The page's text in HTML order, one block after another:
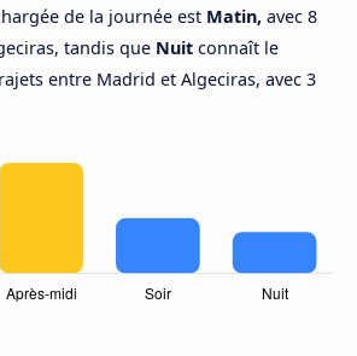
de la journée est Matin, avec 8
tandis que Nuit connaît le
entre Madrid et Algeciras, avec 3